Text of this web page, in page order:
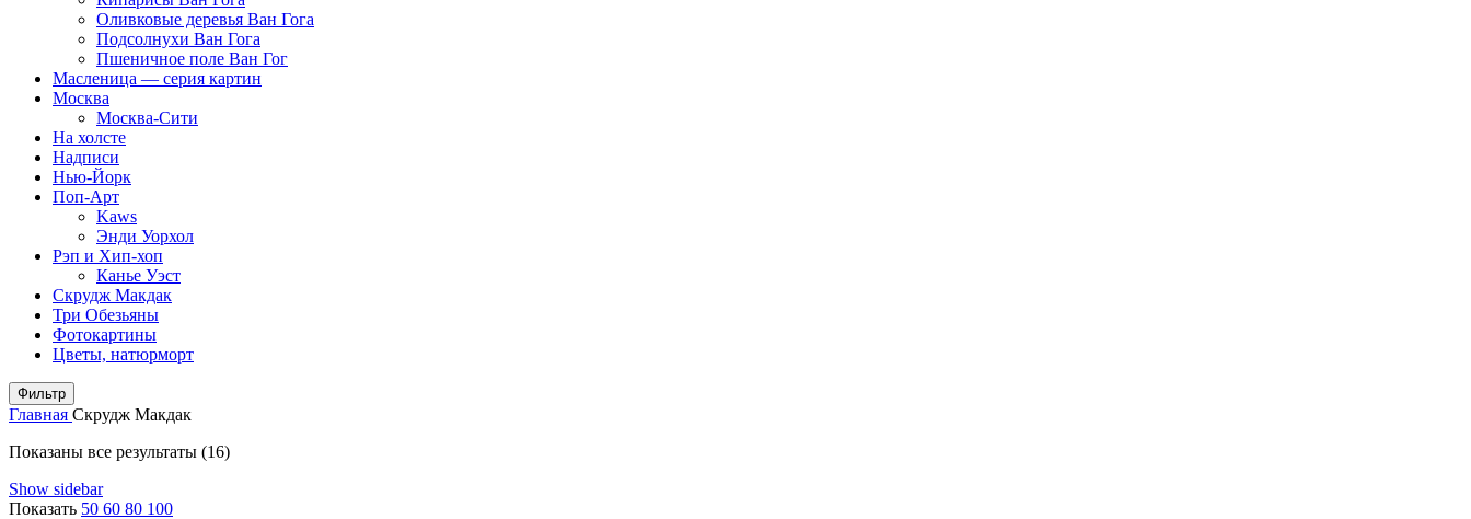
Оливковые деревья Ван Гога
Подсолнухи Ван Гога
Пшеничное поле Ван Гог
Масленица — серия картин
Москва
Москва-Сити
На холсте
Надписи
Нью-Йорк
Поп-Арт
Kaws
Энди Уорхол
Рэп и Хип-хоп
Канье Уэст
Скрудж Макдак
Три Обезьяны
Фотокартины
Цветы, натюрморт
Фильтр
Главная Скрудж Макдак
Показаны все результаты (16)
Show sidebar
Показать 50 60 80 100